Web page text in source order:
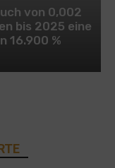
von 0,002
bis 2025 eine
16.900 %